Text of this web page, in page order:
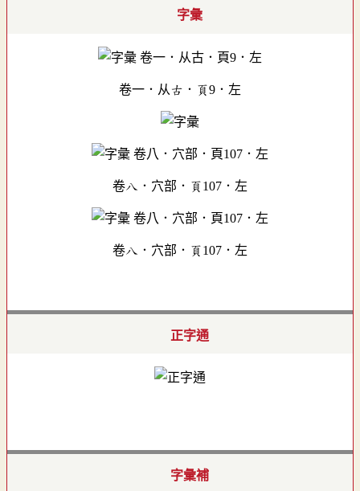
字彙
卷一．从古．頁9．左
卷八．穴部．頁107．左
卷八．穴部．頁107．左
正字通
字彙補